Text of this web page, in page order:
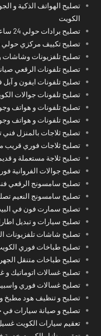
تصليح الهواتف الذكية و
الكويت
تصليح برادات حولي 24 ساعة فني تصليح برادات باكستاني
تصليح تكييف مركزي حولي
تصليح تلفزيونات وشاشات
تصليح تلفونات الرقعي
تصليح تلفونات ايفون و
تصليح تلفونات جوالات
تصليح تلفونات و هواتف
تصليح تلفونات و هواتف
تصليح ثلاجات بالمنزل
تصليح ثلاجات فوري قريب
تصليح ثلاجة مستعملة و
تصليح جوالات الفروانية
تصليح سامسونج الرقعي
تصليح سامسونج النعيم
تصليح سمارت فون في البيت
تصليح سيارات و تبديل اطارات
تصليح شاشات تلفزيونات
تصليح طباخات فوري
تصليح طباخات متنقل
تصليح غسالات اتوماتيك و
تصليح غسالات فوري
تصليح و تنظيف هود مطبخ
تصليح و صيانة سيارات في
تعقيم سيارات الكويت